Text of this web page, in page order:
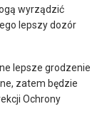
wyrządzić
lepszy dozór
lepsze grodzenie
zatem będzie
Ochrony